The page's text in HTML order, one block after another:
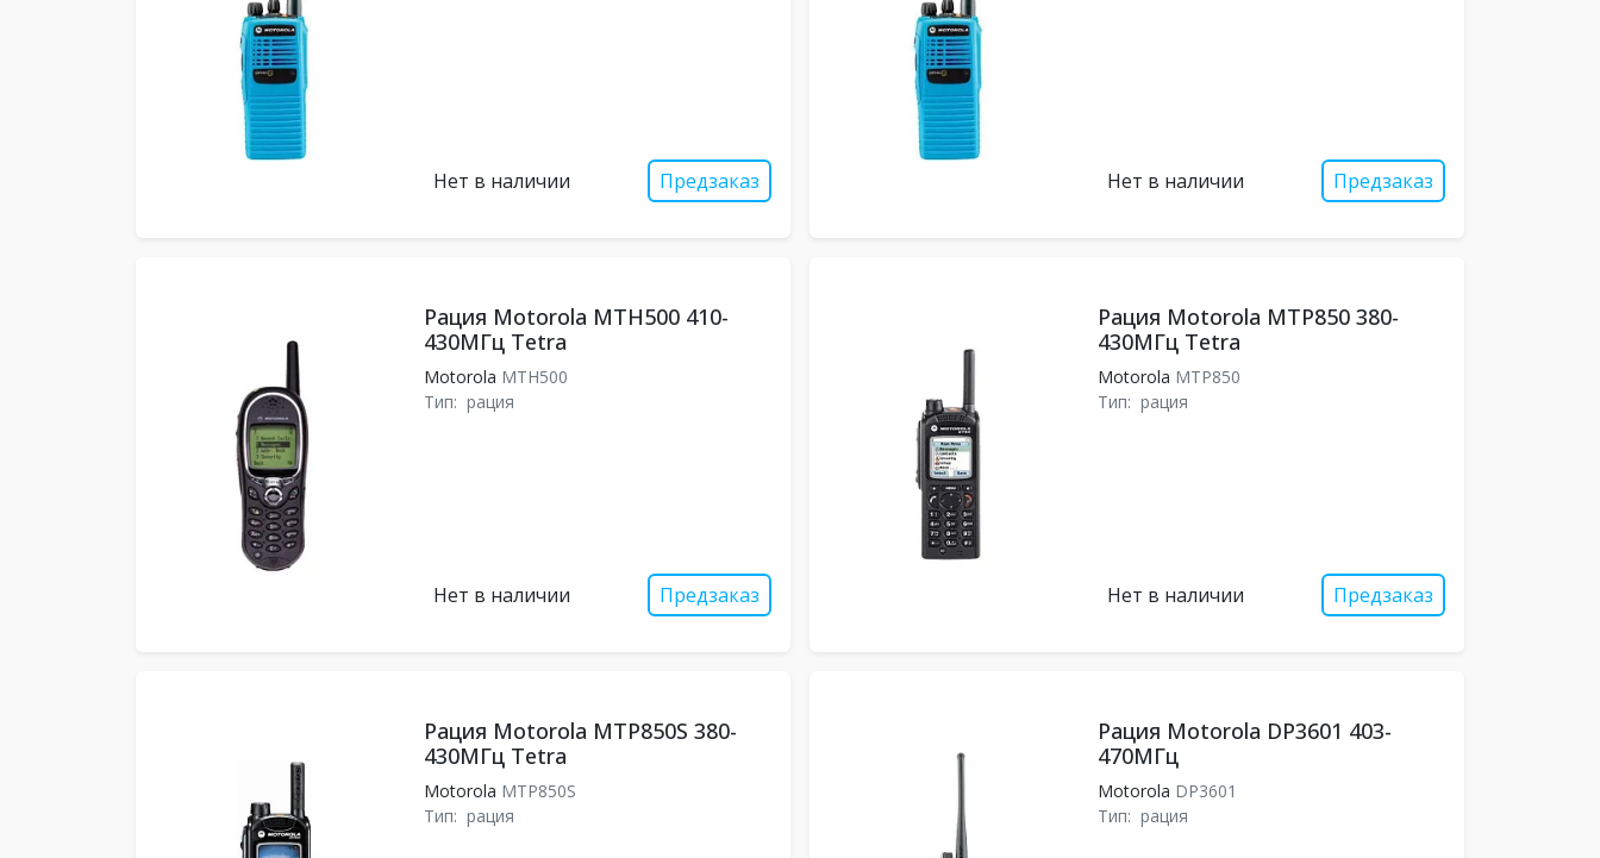
Нет в наличии Предзаказ Нет в наличии Предзаказ
Рация Motorola MTH500 410-
430МГц Tetra
Motorola MTH500
Тип: рация
Нет в наличии Предзаказ
Рация Motorola MTP850 380-
430МГц Tetra
Motorola MTP850
Тип: рация
Нет в наличии Предзаказ
Рация Motorola MTP850S 380-
430МГц Tetra
Motorola MTP850S
Тип: рация
Рация Motorola DP3601 403-
470МГц
Motorola DP3601
Тип: рация